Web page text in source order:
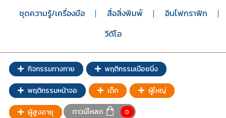
ชุดความรู้/เครื่องมือ
สื่อสิ่งพิมพ์
อินโฟกราฟิก
วีดีโอ
กิจกรรมทางกาย พฤติกรรมเนือยนิ่ง
พฤติกรรมหน้าจอ เด็ก ผู้ใหญ่
ผู้สูงอายุ ดาวน์โหลด 0